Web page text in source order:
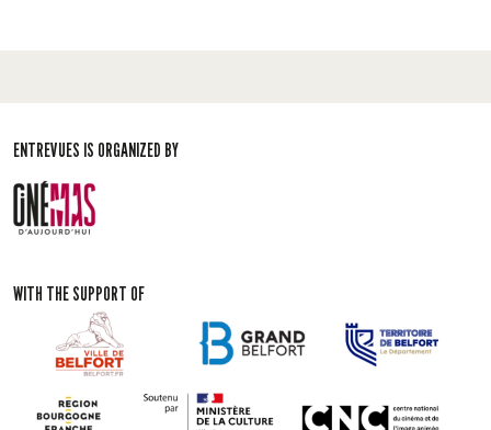
ENTREVUES IS ORGANIZED BY
WITH THE SUPPORT OF